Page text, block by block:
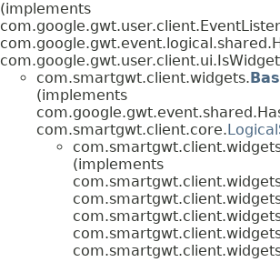
(implements
com.smartgwt.client.widgets.
(implements
com.smartgwt.client.core.
(implements